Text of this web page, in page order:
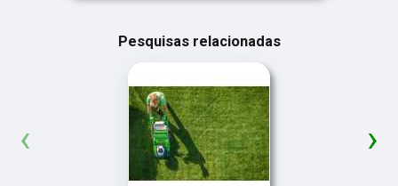
Pesquisas relacionadas
‹ ›